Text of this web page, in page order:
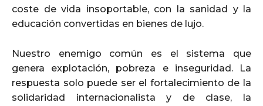
coste de vida insoportable, con la sanidad y la
educación convertidas en bienes de lujo.
Nuestro enemigo común es el sistema que
genera explotación, pobreza e inseguridad. La
respuesta solo puede ser el fortalecimiento de la
solidaridad internacionalista y de clase, la